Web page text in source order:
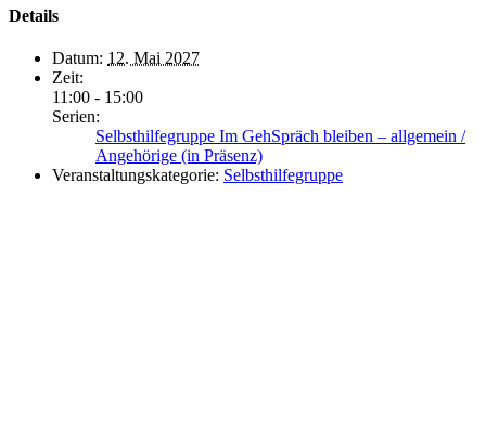
Details
Datum: 12. Mai 2027
Zeit:
11:00 - 15:00
Serien:
Selbsthilfegruppe Im GehSpräch bleiben – allgemein /
Angehörige (in Präsenz)
Veranstaltungskategorie: Selbsthilfegruppe